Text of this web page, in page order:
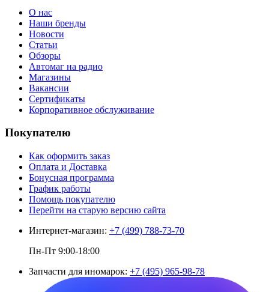
О нас
Наши бренды
Новости
Статьи
Обзоры
Автомаг на радио
Магазины
Вакансии
Сертификаты
Корпоративное обслуживание
Покупателю
Как оформить заказ
Оплата и Доставка
Бонусная программа
График работы
Помощь покупателю
Перейти на старую версию сайта
Интернет-магазин: +7 (499) 788-73-70
Пн-Пт 9:00-18:00
Запчасти для иномарок: +7 (495) 965-98-78